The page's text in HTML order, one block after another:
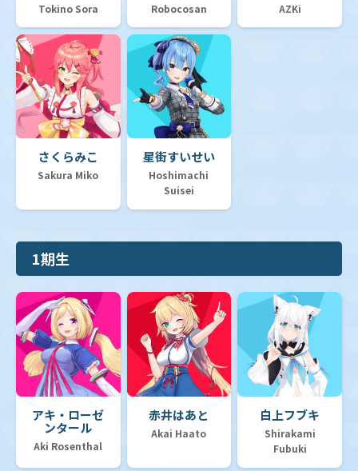
Tokino Sora Robocosan AZKi
さくらみこ
Sakura Miko
星街すいせい
Hoshimachi
Suisei
1期生
アキ・ローゼ
ンタール
Aki Rosenthal
赤井はあと
Akai Haato
白上フブキ
Shirakami
Fubuki